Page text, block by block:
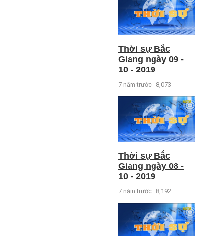
Thời sự Bắc
Giang ngày 09 -
10 - 2019
7 năm trước 8,073
Thời sự Bắc
Giang ngày 08 -
10 - 2019
7 năm trước 8,192